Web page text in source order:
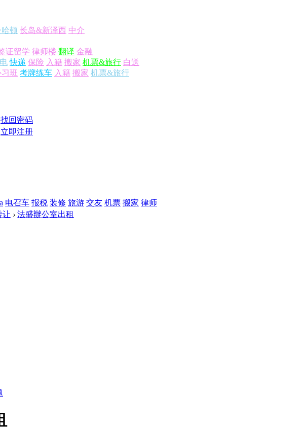
哈顿 长岛&新泽西 中介
证留学 律师楼 翻译 金融
快递 保险 入籍 搬家 机票&旅行 白送
班 考牌练车 入籍 搬家 机票&旅行
找回密码
立即注册
电召车 报税 装修 旅游 交友 机票 搬家 律师
让 › 法盛辦公室出租